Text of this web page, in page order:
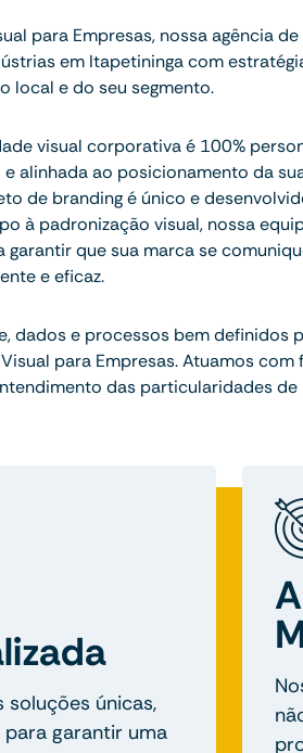
para Empresas, nossa agência
em Itapetininga com
local e do seu segmento.
visual corporativa é 100%
alinhada ao posicionamento da
de branding é único e
à padronização visual, nossa
que sua marca se
e eficaz.
dados e processos bem definidos
para Empresas. Atuamos com
das particularidades de
soluções únicas,
garantir uma